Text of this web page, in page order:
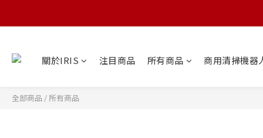
關於IRIS 注目商品 所有商品 商用清掃機器
全部商品 / 所有商品